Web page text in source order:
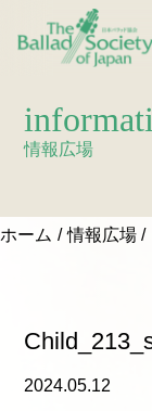
情報広場
ホーム 情報広場
2024.05.12